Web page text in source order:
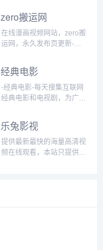
速的观影体验，无论是冷门
佳作还是高分纪录片，您都
能在此一键即享。...
zero搬运网
在线漫画视频网站，zero搬
运网，永久发布页更新-
经典电影
-经典电影-每天搜集互联网
经典电影和电视剧，为广大
看电影和电视剧服务，及时
收录最新、最热、最全的电
影大片,高清视频免费看。...
乐兔影视
提供最新最快的海量高清视
频在线观看，本站只提供